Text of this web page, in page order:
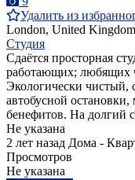
Удалить из
London, United Kingdom
Студия
Сдаётся просторная
работающих; любящих
Экологически чистый,
автобусной
бенефитов. На долгий
Не указана
2 лет назад Дома -
Просмотров
Не указана